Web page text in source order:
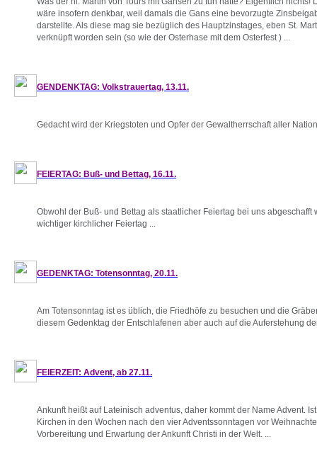
wäre insofern denkbar, weil damals die Gans eine bevorzugte
darstellte. Als diese mag sie bezüglich des Hauptzinstages, eben St.
verknüpft worden sein (so wie der Osterhase mit dem Osterfest ) ...
GENDENKTAG: Volkstrauertag, 13.11.
Gedacht wird der Kriegstoten und Opfer der Gewaltherrschaft aller
FEIERTAG: Buß- und Bettag, 16.11.
Obwohl der Buß- und Bettag als staatlicher Feiertag bei uns abgeschafft
wichtiger kirchlicher Feiertag ...
GEDENKTAG: Totensonntag, 20.11.
Am Totensonntag ist es üblich, die Friedhöfe zu besuchen und die
diesem Gedenktag der Entschlafenen aber auch auf die Auferstehung
FEIERZEIT: Advent, ab 27.11.
Ankunft heißt auf Lateinisch adventus, daher kommt der Name Advent.
Kirchen in den Wochen nach den vier Adventssonntagen vor
Vorbereitung und Erwartung der Ankunft Christi in der Welt. ...